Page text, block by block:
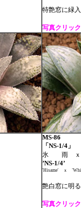
特艶窓に緑
写真クリック
MS-86
「NS-1/4」
氷 雨 ｘ
’NS-1/4’
'Hisame'ｘ
艶白窓に明
写真クリック